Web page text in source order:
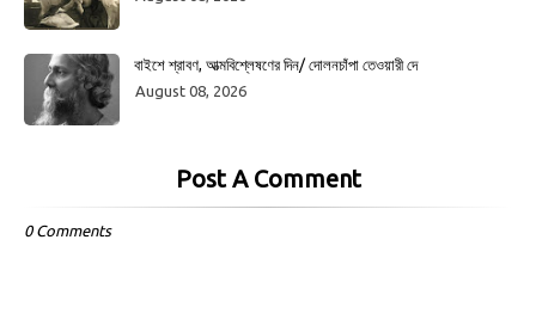
বাইশে শ্রাবণ, আত্মবিশ্লেষণের দিন/ দোলনচাঁপা তেওয়ারী দে
August 08, 2026
Post A Comment
0 Comments